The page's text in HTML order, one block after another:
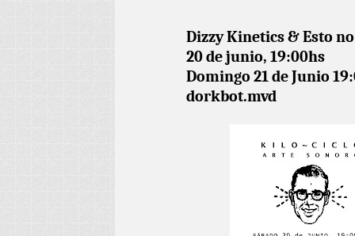
Dizzy Kinetics & Esto
20 de junio, 19:00hs
Domingo 21 de Junio
dorkbot.mvd